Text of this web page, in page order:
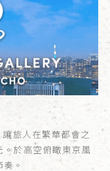
旅人在繁華都會之
於高空俯瞰東京風
。